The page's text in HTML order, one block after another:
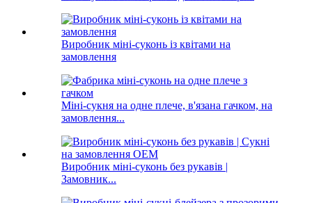
Виробник міні-суконь із квітами на
замовлення
Міні-сукня на одне плече, в'язана гачком, на
замовлення...
Виробник міні-суконь без рукавів |
Замовник...